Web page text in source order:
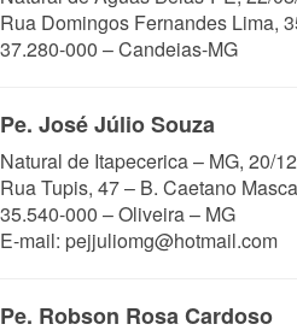
Rua Domingos Fernandes Lima,
37.280-000 – Candeias-MG
Pe. José Júlio Souza
Natural de Itapecerica – MG, 20/
Rua Tupis, 47 – B. Caetano
35.540-000 – Oliveira – MG
E-mail: pejjuliomg@hotmail.com
Pe. Robson Rosa Cardoso